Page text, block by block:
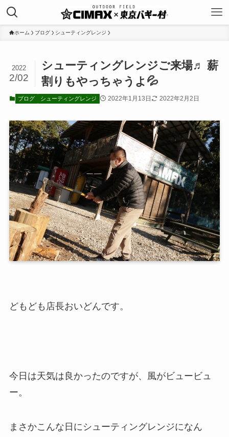
ホーム ブログ シューティングレンジ
シューティングレンジご来場♬ 薪
割りもやっちゃうよ💦
2022
2/02
ブログ シューティングレンジ 2022年1月13日 2022年2月2日
どもども店長おいどんです。
今日は天気は良かったのですが、風がビュービュ
ー。
まさかこんな日にシューティングレンジになん